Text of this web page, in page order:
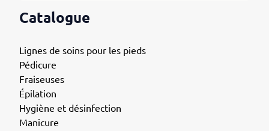
Catalogue
Lignes de soins pour les pieds
Pédicure
Fraiseuses
Épilation
Hygiène et désinfection
Manicure